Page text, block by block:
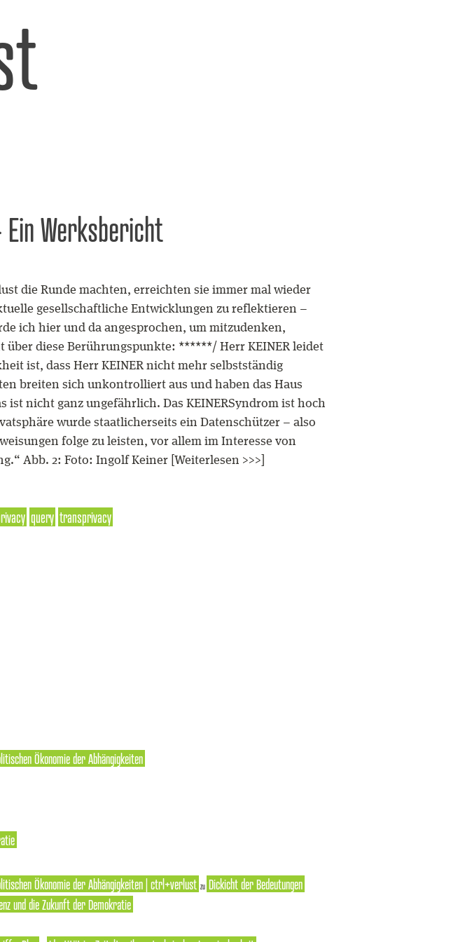
Werksbericht
die Runde machten, erreichten sie immer mal wieder
gesellschaftliche Entwicklungen zu reflektieren –
ich hier und da angesprochen, um mitzudenken,
diese Berührungspunkte: ******/ Herr KEINER leidet
ist, dass Herr KEINER nicht mehr selbstständig
breiten sich unkontrolliert aus und haben das Haus
ist nicht ganz ungefährlich. Das KEINERSyndrom ist hoch
wurde staatlicherseits ein Datenschützer – also
folge zu leisten, vor allem im Interesse von
Abb. 2: Foto: Ingolf Keiner [Weiterlesen >>>]
query transprivacy
Ökonomie der Abhängigkeiten
Ökonomie der Abhängigkeiten | ctrl+verlust zu Dickicht der Bedeutungen
und die Zukunft der Demokratie